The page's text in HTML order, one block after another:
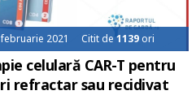
februarie 2021 Citit de1139 ori
celulară CAR-T pentru
refractar sau recidivat